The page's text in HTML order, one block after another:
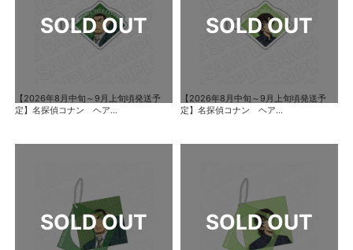
【2026年8月中旬～9月上旬頃発送予
定】名探偵コナン ヘア...
【2026年8月中旬～9月上旬頃発送予
定】名探偵コナン ヘア...